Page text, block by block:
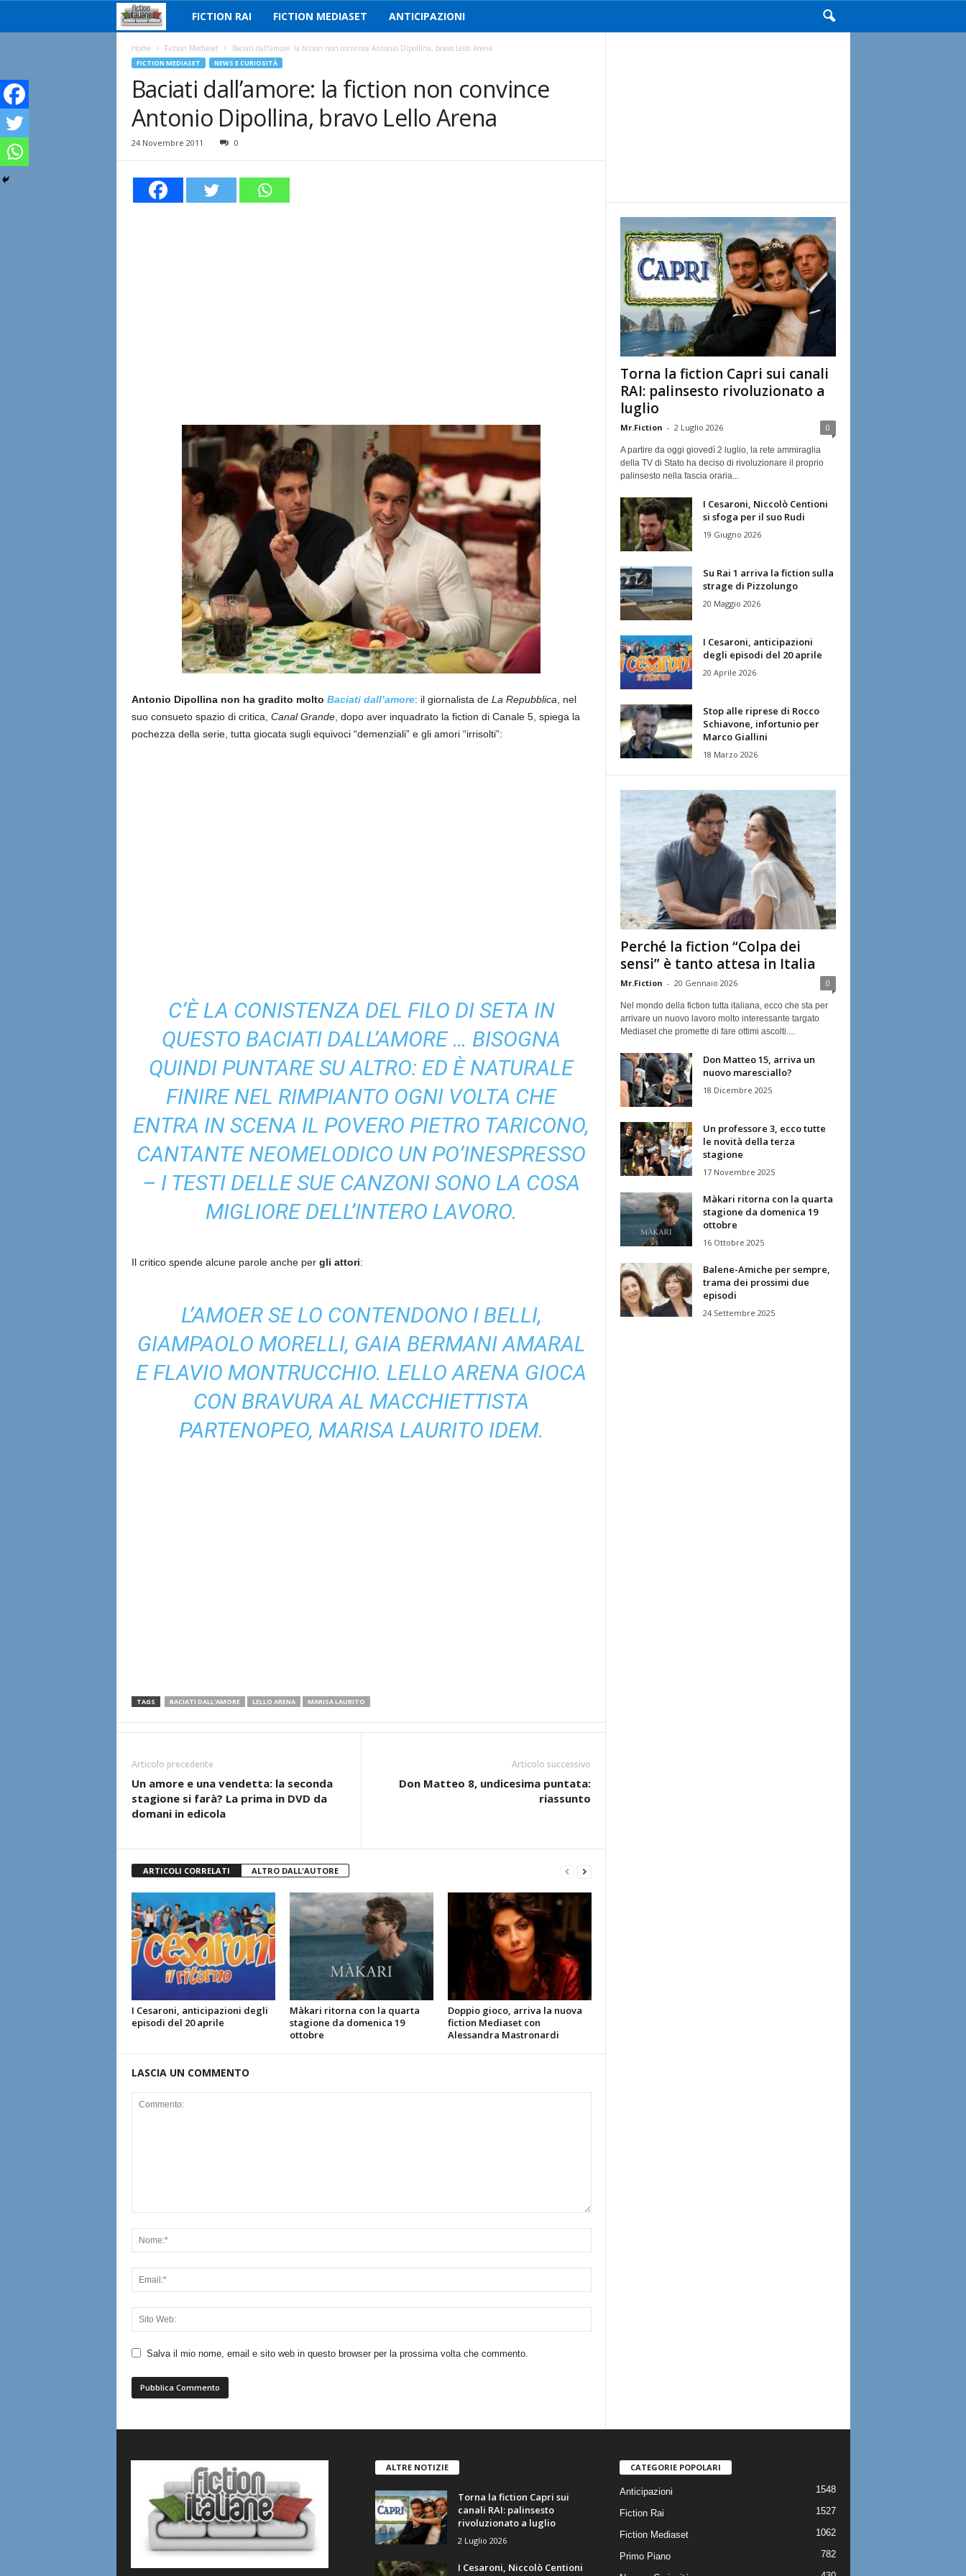
i
i
n
n
FICTION RAI FICTION MEDIASET ANTICIPAZIONI
Home Fiction Mediaset Baciati dall’amore: la fiction non convince Antonio Dipollina, bravo Lello Arena
FICTION MEDIASET NEWS E CURIOSITÀ
Baciati dall’amore: la fiction non convince
Antonio Dipollina, bravo Lello Arena
24 Novembre 2011 0
Antonio Dipollina non ha gradito molto Baciati dall’amore: il giornalista de La Repubblica , nel
suo consueto spazio di critica, Canal Grande, dopo aver inquadrato la fiction di Canale 5, spiega la
pochezza della serie, tutta giocata sugli equivoci “demenziali” e gli amori “irrisolti”:
C’È LA CONISTENZA DEL FILO DI SETA IN
QUESTO BACIATI DALL’AMORE … BISOGNA
QUINDI PUNTARE SU ALTRO: ED È NATURALE
FINIRE NEL RIMPIANTO OGNI VOLTA CHE
ENTRA IN SCENA IL POVERO PIETRO TARICONO,
CANTANTE NEOMELODICO UN PO’INESPRESSO
– I TESTI DELLE SUE CANZONI SONO LA COSA
MIGLIORE DELL’INTERO LAVORO.
Il critico spende alcune parole anche per gli attori:
L’AMOER SE LO CONTENDONO I BELLI,
GIAMPAOLO MORELLI, GAIA BERMANI AMARAL
E FLAVIO MONTRUCCHIO. LELLO ARENA GIOCA
CON BRAVURA AL MACCHIETTISTA
PARTENOPEO, MARISA LAURITO IDEM.
TAGS BACIATI DALL'AMORE LELLO ARENA MARISA LAURITO
Articolo precedente
Un amore e una vendetta: la seconda
stagione si farà? La prima in DVD da
domani in edicola
Articolo successivo
Don Matteo 8, undicesima puntata:
riassunto
ARTICOLI CORRELATI ALTRO DALL'AUTORE
I Cesaroni, anticipazioni degli
episodi del 20 aprile
Màkari ritorna con la quarta
stagione da domenica 19
ottobre
Doppio gioco, arriva la nuova
fiction Mediaset con
Alessandra Mastronardi
LASCIA UN COMMENTO
Salva il mio nome, email e sito web in questo browser per la prossima volta che commento.
Torna la fiction Capri sui canali
RAI: palinsesto rivoluzionato a
luglio
Mr.Fiction - 2 Luglio 2026 0
A partire da oggi giovedì 2 luglio, la rete ammiraglia
della TV di Stato ha deciso di rivoluzionare il proprio
palinsesto nella fascia oraria...
I Cesaroni, Niccolò Centioni
si sfoga per il suo Rudi
19 Giugno 2026
Su Rai 1 arriva la fiction sulla
strage di Pizzolungo
20 Maggio 2026
I Cesaroni, anticipazioni
degli episodi del 20 aprile
20 Aprile 2026
Stop alle riprese di Rocco
Schiavone, infortunio per
Marco Giallini
18 Marzo 2026
Perché la fiction “Colpa dei
sensi” è tanto attesa in Italia
Mr.Fiction - 20 Gennaio 2026 0
Nel mondo della fiction tutta italiana, ecco che sta per
arrivare un nuovo lavoro molto interessante targato
Mediaset che promette di fare ottimi ascolti....
Don Matteo 15, arriva un
nuovo maresciallo?
18 Dicembre 2025
Un professore 3, ecco tutte
le novità della terza
stagione
17 Novembre 2025
Màkari ritorna con la quarta
stagione da domenica 19
ottobre
16 Ottobre 2025
Balene-Amiche per sempre,
trama dei prossimi due
episodi
24 Settembre 2025
ALTRE NOTIZIE
Torna la fiction Capri sui
canali RAI: palinsesto
rivoluzionato a luglio
2 Luglio 2026
I Cesaroni, Niccolò Centioni
CATEGORIE POPOLARI
Anticipazioni 1548
Fiction Rai 1527
Fiction Mediaset 1062
Primo Piano 782